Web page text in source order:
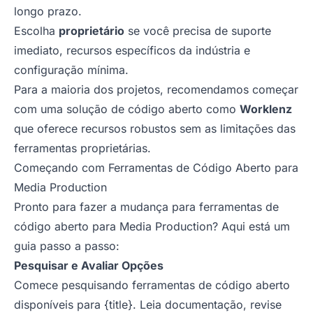
longo prazo.
Escolha proprietário se você precisa de suporte
imediato, recursos específicos da indústria e
configuração mínima.
Para a maioria dos projetos, recomendamos começar
com uma solução de código aberto como Worklenz
que oferece recursos robustos sem as limitações das
ferramentas proprietárias.
Começando com Ferramentas de Código Aberto para
Media Production
Pronto para fazer a mudança para ferramentas de
código aberto para Media Production? Aqui está um
guia passo a passo:
Pesquisar e Avaliar Opções
Comece pesquisando ferramentas de código aberto
disponíveis para {title}. Leia documentação, revise